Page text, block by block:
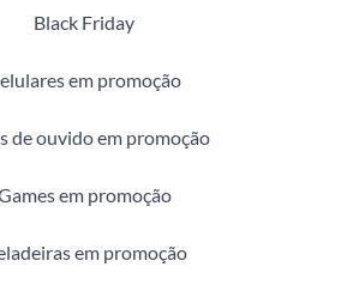
Black Friday
em promoção
de ouvido em promoção
em promoção
em promoção